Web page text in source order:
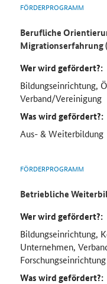
FÖRDERPROGRAMM
Berufliche
Migrationserfahrung
Wer wird gefördert?:
Bildungseinrichtung,
Verband/Vereinigung
Was wird gefördert?:
Aus- & Weiterbildung
FÖRDERPROGRAMM
Betriebliche
Wer wird gefördert?:
Bildungseinrichtung,
Unternehmen,
Forschungseinrichtung
Was wird gefördert?: